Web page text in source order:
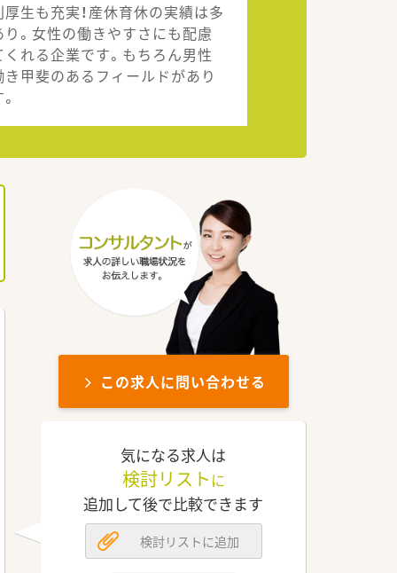
厚生も充実！産休育休の実績は多
り。女性の働きやすさにも配慮
くれる企業です。もちろん男性
き甲斐のあるフィールドがあり
この求人に問い合わせる
気になる求人は
検討リスト に
追加して後で比較できます
検討リストに追加